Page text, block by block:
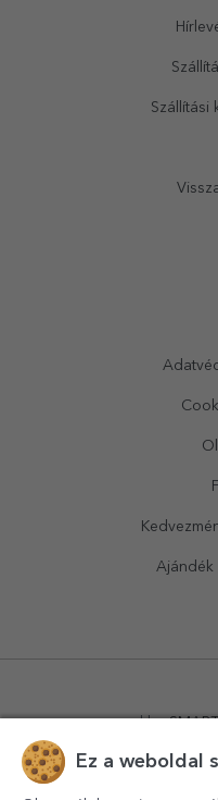
Szállítási
Ajándék
powered by
Ez a weboldal